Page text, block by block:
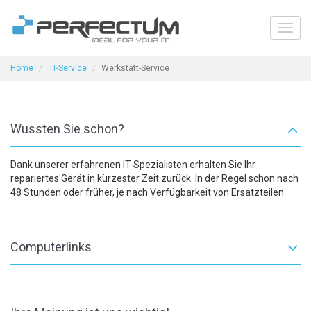
Home IT-Service Werkstatt-Service
Wussten Sie schon?
Dank unserer erfahrenen IT-Spezialisten erhalten Sie Ihr
repariertes Gerät in kürzester Zeit zurück. In der Regel schon nach
48 Stunden oder früher, je nach Verfügbarkeit von Ersatzteilen.
Computerlinks